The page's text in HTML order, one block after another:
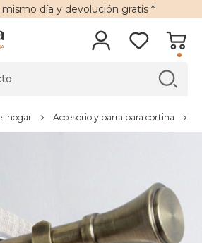
mismo día y devolución gratis*
hogar Accesorio y barra para cortina